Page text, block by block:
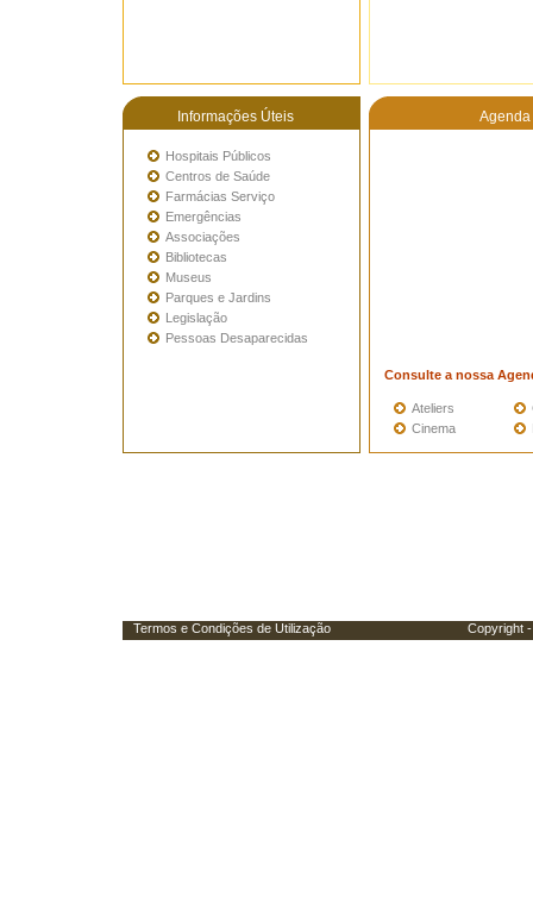
Informações Úteis Agenda
Hospitais Públicos
Centros de Saúde
Farmácias Serviço
Emergências
Associações
Bibliotecas
Museus
Parques e Jardins
Legislação
Pessoas Desaparecidas
Consulte a nossa
Ateliers
Cinema
Termos e Condições de Utilização Copyright -